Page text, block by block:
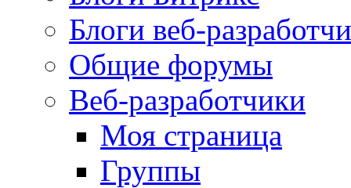
Блоги веб-
Общие форумы
Веб-разработчики
Моя страница
Группы